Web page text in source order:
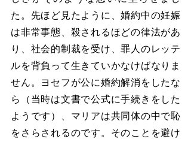
た。先ほど見たように、婚約中の妊娠
は非常事態、殺されるほどの律法があ
り、社会的制裁を受け、罪人のレッテ
ルを背負って生きていかなけばなりま
せん。ヨセフが公に婚約解消をしたな
ら（当時は文書で公式に手続きをした
ようです）、マリアは共同体の中で恥
をさらされるのです。そのことを避け